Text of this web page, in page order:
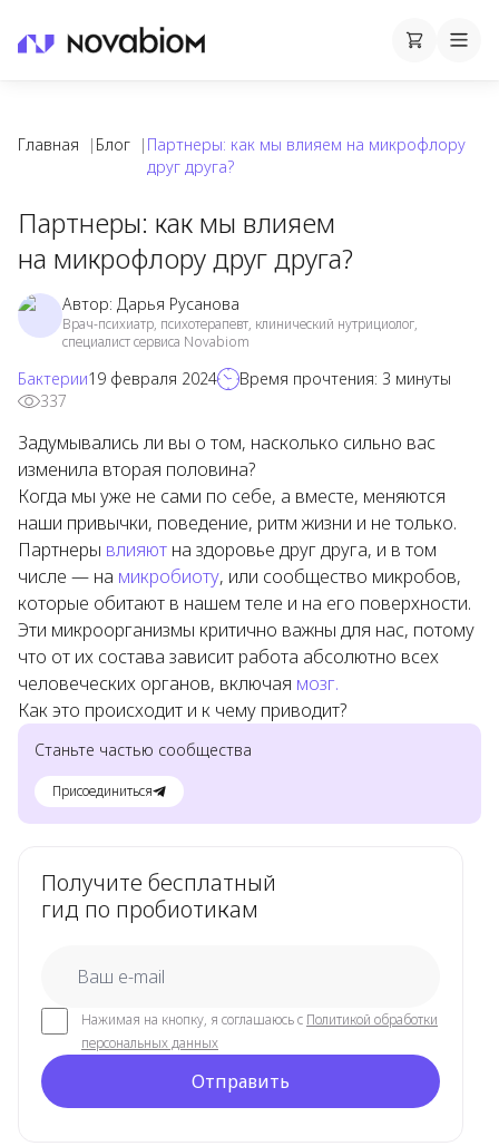
Корзина
Cart
Главная | Блог | Партнеры: как мы влияем на микрофлору
друг друга?
Партнеры: как мы влияем
на микрофлору друг друга?
Автор: Дарья Русанова
Врач-психиатр, психотерапевт, клинический нутрициолог,
специалист сервиса Novabiom
Бактерии19 февраля 2024 Время прочтения: 3 минуты
337
Задумывались ли вы о том, насколько сильно вас
изменила вторая половина?
Когда мы уже не сами по себе, а вместе, меняются
наши привычки, поведение, ритм жизни и не только.
Партнеры влияют на здоровье друг друга, и в том
числе — на микробиоту, или сообщество микробов,
которые обитают в нашем теле и на его поверхности.
Эти микроорганизмы критично важны для нас, потому
что от их состава зависит работа абсолютно всех
человеческих органов, включая мозг.
Как это происходит и к чему приводит?
Станьте частью сообщества
Присоединиться
Получите бесплатный
гид по пробиотикам
Нажимая на кнопку, я соглашаюсь с Политикой обработки
персональных данных
Отправить